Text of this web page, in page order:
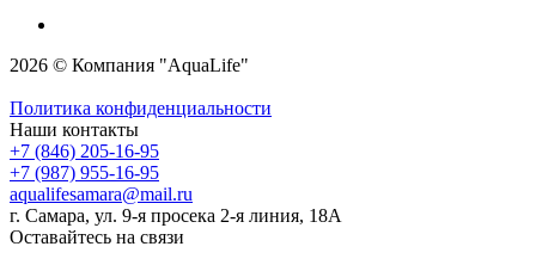
2026 © Компания "AquaLife"
Политика конфиденциальности
Наши контакты
+7 (846) 205-16-95
+7 (987) 955-16-95
aqualifesamara@mail.ru
г. Самара, ул. 9-я просека 2-я линия, 18А
Оставайтесь на связи